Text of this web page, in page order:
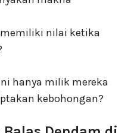
nilai ketika
hanya milik mereka
kebohongan?